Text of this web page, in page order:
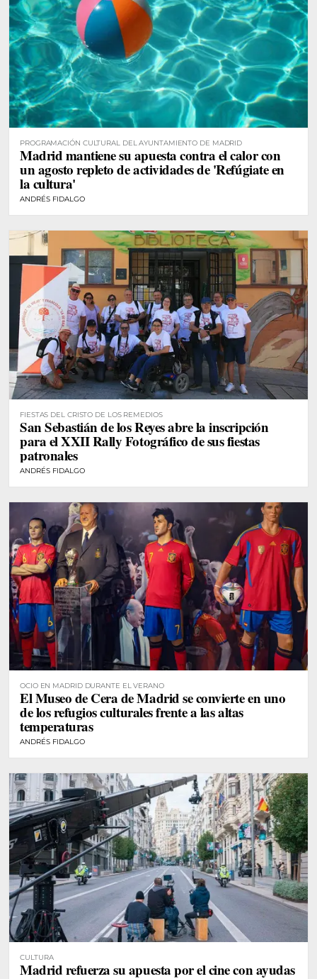
PROGRAMACIÓN CULTURAL DEL AYUNTAMIENTO DE MADRID
Madrid mantiene su apuesta contra el calor con
un agosto repleto de actividades de 'Refúgiate en
la cultura'
ANDRÉS FIDALGO
FIESTAS DEL CRISTO DE LOS REMEDIOS
San Sebastián de los Reyes abre la inscripción
para el XXII Rally Fotográfico de sus fiestas
patronales
ANDRÉS FIDALGO
OCIO EN MADRID DURANTE EL VERANO
El Museo de Cera de Madrid se convierte en uno
de los refugios culturales frente a las altas
temperaturas
ANDRÉS FIDALGO
CULTURA
Madrid refuerza su apuesta por el cine con ayudas